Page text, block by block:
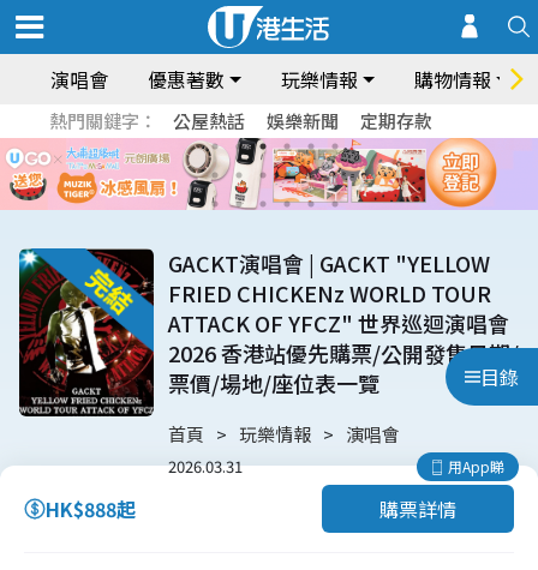
演唱會 優惠著數 玩樂情報 購物情報
熱門關鍵字： 公屋熱話 娛樂新聞 定期存款
目錄
GACKT演唱會 | GACKT "YELLOW
FRIED CHICKENz WORLD TOUR
ATTACK OF YFCZ" 世界巡迴演唱會
2026 香港站優先購票/公開發售日期/
票價/場地/座位表一覽
首頁 玩樂情報 演唱會
2026.03.31 用App睇
HK$888起 購票詳情